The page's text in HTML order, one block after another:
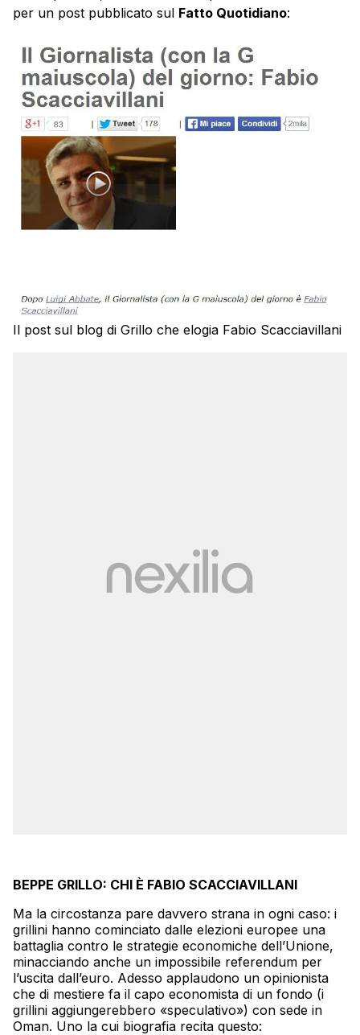
per un post pubblicato sul Fatto Quotidiano:
Il post sul blog di Grillo che elogia Fabio Scacciavillani
BEPPE GRILLO: CHI È FABIO SCACCIAVILLANI
Ma la circostanza pare davvero strana in ogni caso: i
grillini hanno cominciato dalle elezioni europee una
battaglia contro le strategie economiche dell’Unione,
minacciando anche un impossibile referendum per
l’uscita dall’euro. Adesso applaudono un opinionista
che di mestiere fa il capo economista di un fondo (i
grillini aggiungerebbero «speculativo») con sede in
Oman. Uno la cui biografia recita questo: